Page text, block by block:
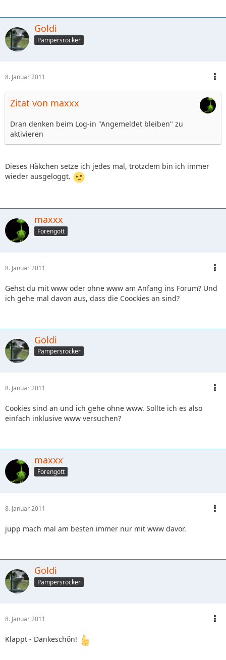
Goldi
Pampersrocker
8. Januar 2011
Zitat von maxxx
Dran denken beim Log-in "Angemeldet bleiben" zu
aktivieren
Dieses Häkchen setze ich jedes mal, trotzdem bin ich immer
wieder ausgeloggt.
maxxx
Forengott
8. Januar 2011
Gehst du mit www oder ohne www am Anfang ins Forum? Und
ich gehe mal davon aus, dass die Coockies an sind?
Goldi
Pampersrocker
8. Januar 2011
Cookies sind an und ich gehe ohne www. Sollte ich es also
einfach inklusive www versuchen?
maxxx
Forengott
8. Januar 2011
jupp mach mal am besten immer nur mit www davor.
Goldi
Pampersrocker
8. Januar 2011
Klappt - Dankeschön!